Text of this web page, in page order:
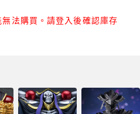
法購買。請登入後確認庫存